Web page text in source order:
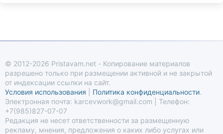
© 2012-2026 Pristavam.net - Копирование материалов
разрешено только при размещении активной и не закрытой
от индексации ссылки на сайт.
Условия использования
Политика конфиденциальности.
Электронная почта: karcevwork@gmail.com | Телефон:
+7(985)827-07-07
Редакция не несет ответственности за размещенную
рекламу, мнения, предложения о каких либо услугах или